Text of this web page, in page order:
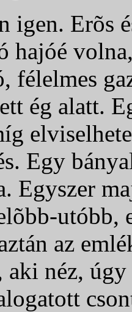
igen. Erõs
hajóé
félelmes
ég alatt.
Egy
Egyszer
utóbb,
az
néz, úgy